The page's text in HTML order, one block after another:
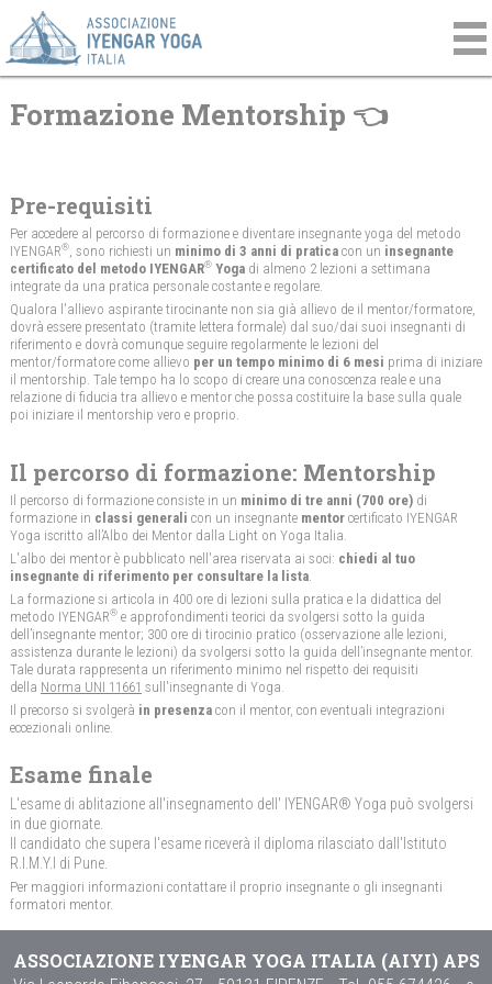
Formazione Mentorship 👈
Pre-requisiti
Per accedere al percorso di formazione e diventare insegnante yoga del metodo
IYENGAR®, sono richiesti un minimo di 3 anni di praticacon un insegnante
certificato del metodo IYENGAR®Yogadi almeno 2 lezioni a settimana
integrate da una pratica personale costante e regolare.
Qualora l'allievo aspirante tirocinante non sia già allievo de il mentor/formatore,
dovrà essere presentato (tramite lettera formale) dal suo/dai suoi insegnanti di
riferimento e dovrà comunque seguire regolarmente le lezioni del
mentor/formatore come allievo per un tempo minimo di 6 mesi prima di iniziare
il mentorship. Tale tempo ha lo scopo di creare una conoscenza reale e una
relazione di fiducia tra allievo e mentor che possa costituire la base sulla quale
poi iniziare il mentorship vero e proprio.
Il percorso di formazione: Mentorship
Il percorso di formazione consiste in un minimo di tre anni (700 ore)di
formazione in classi generali con un insegnante mentorcertificato IYENGAR
Yoga iscritto all’Albo dei Mentor dalla Light on Yoga Italia.
L'albo dei mentor è pubblicato nell'area riservata ai soci: chiedi al tuo
insegnante di riferimento per consultare la lista.
La formazione si articola in 400 ore di lezioni sulla pratica e la didattica del
metodo IYENGAR®e approfondimenti teorici da svolgersi sotto la guida
dell’insegnante mentor; 300 ore di tirocinio pratico (osservazione alle lezioni,
assistenza durante le lezioni) da svolgersi sotto la guida dell’insegnante mentor.
Tale durata rappresenta un riferimento minimo nel rispetto dei requisiti
della Norma UNI 11661 sull'insegnante di Yoga.
Il precorso si svolgerà in presenzacon il mentor, con eventuali integrazioni
eccezionali online.
Esame finale
L'esame di ablitazione all'insegnamento dell' IYENGAR® Yoga può svolgersi
in due giornate.
Il candidato che supera l'esame riceverà il diploma rilasciato dall'Istituto
R.I.M.Y.I di Pune.
Per maggiori informazioni contattare il proprio insegnante o gli insegnanti
formatori mentor.
ASSOCIAZIONE IYENGAR YOGA ITALIA (AIYI) APS